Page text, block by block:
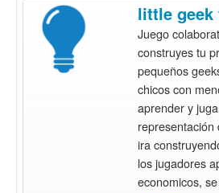
little
Juego
construyes tu
pequeños
chicos con
aprender y
representación
ira
los jugadores
economicos,